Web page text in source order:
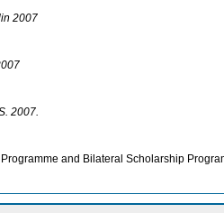
2007
2007.
and Bilateral Scholarship